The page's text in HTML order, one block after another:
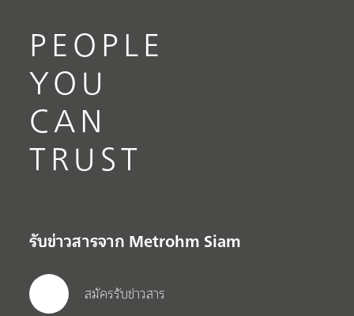
PEOPLE
YOU
CAN
TRUST
รับข่าวสารจาก Metrohm Siam
สมัครรับข่าวสาร